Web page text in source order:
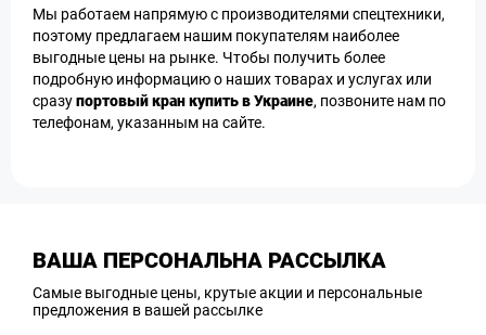
Мы работаем напрямую с производителями спецтехники,
поэтому предлагаем нашим покупателям наиболее
выгодные цены на рынке. Чтобы получить более
подробную информацию о наших товарах и услугах или
сразупортовый кран купить в Украине, позвоните нам по
телефонам, указанным на сайте.
ВАША ПЕРСОНАЛЬНА РАССЫЛКА
Самые выгодные цены, крутые акции и персональные
предложения в вашей рассылке